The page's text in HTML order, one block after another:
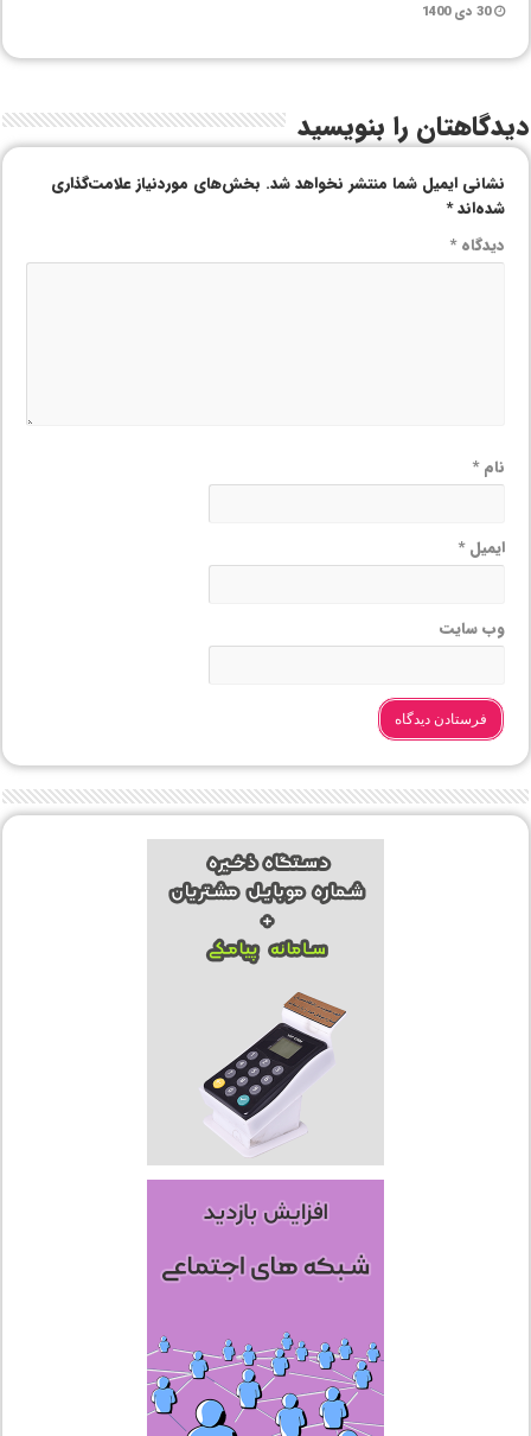
30 دی 1400
دیدگاهتان را بنویسید
نشانی ایمیل شما منتشر نخواهد شد. بخش‌های موردنیاز علامت‌گذاری
شده‌اند*
دیدگاه*
نام*
ایمیل*
وب‌ سایت